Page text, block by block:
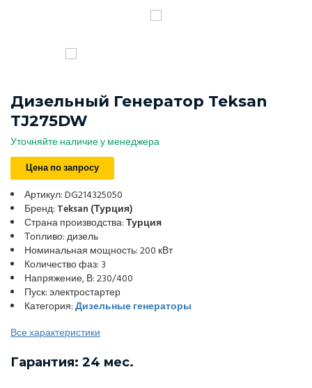
Дизельный Генератор Teksan
TJ275DW
Уточняйте наличие у менеджера
Цена по запросу
Артикул: DG214325050
Бренд: Teksan (Турция)
Страна производства:Турция
Топливо: дизель
Номинальная мощность: 200 кВт
Количество фаз: 3
Напряжение, В: 230/400
Пуск: электростартер
Категория:Дизельные генераторы
Все характеристики
Гарантия: 24 мес.